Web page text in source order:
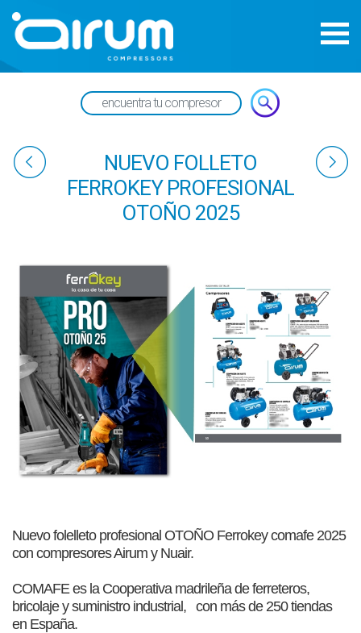
NUEVO FOLLETO
FERROKEY PROFESIONAL
OTOÑO 2025
Nuevo folelleto profesional OTOÑO Ferrokey comafe 2025
con compresores Airum y Nuair.
COMAFE es la Cooperativa madrileña de ferreteros,
bricolaje y suministro industrial, con más de 250 tiendas
en España.